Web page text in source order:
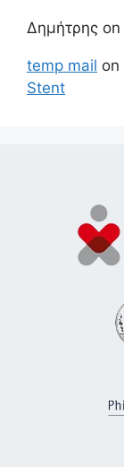
Δημήτρης on
temp mail on
Stent